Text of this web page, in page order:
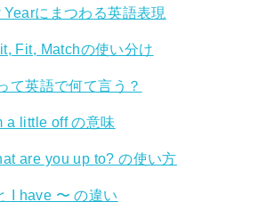
にまつわる英語表現
Fit, Matchの使い分け
て英語で何て言う？
a little off の意味
are you up to? の使い方
I have 〜 の違い